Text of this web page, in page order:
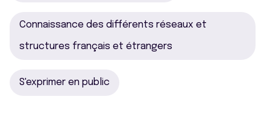
Connaissance des différents réseaux et
structures français et étrangers
S'exprimer en public